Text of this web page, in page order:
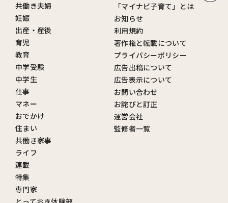
共働き夫婦
妊娠
出産・産後
育児
教育
中学受験
中学生
仕事
マネー
おでかけ
住まい
共働き家事
ライフ
連載
特集
専門家
「マイナビ子育て」とは
お知らせ
利用規約
著作権と転載について
プライバシーポリシー
広告出稿について
広告表示について
お問い合わせ
お詫びと訂正
運営会社
監修者一覧